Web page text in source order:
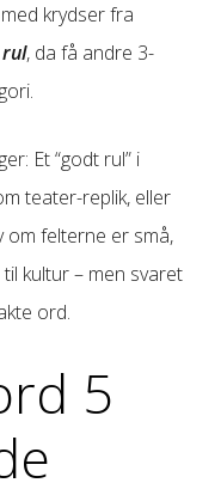
krydser fra
rul, da få andre 3-
Et “godt rul” i
teater-replik, eller
om felterne er små,
kultur – men svaret
ord.
5